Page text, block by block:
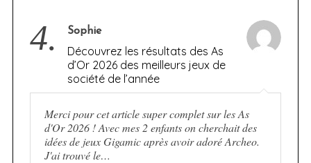
4. Sophie
Découvrez les résultats des As
d’Or 2026 des meilleurs jeux de
société de l’année
Merci pour cet article super complet sur les As
d'Or 2026 ! Avec mes 2 enfants on cherchait des
idées de jeux Gigamic après avoir adoré Archeo.
J'ai trouvé le…